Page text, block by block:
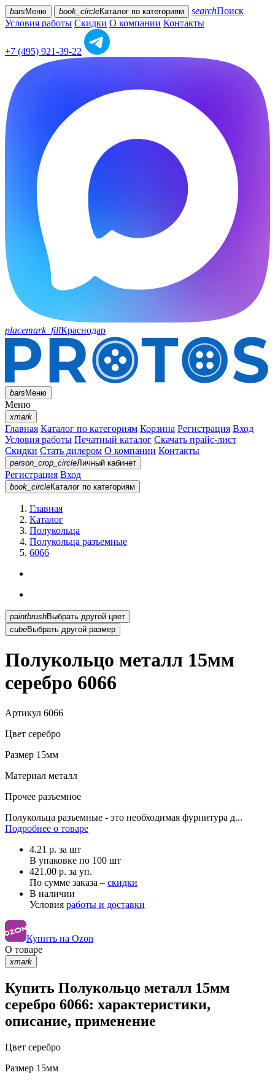
bars Меню book_circleКаталог по категориям searchПоиск
Условия работы Скидки О компании Контакты
+7 (495) 921-39-22
placemark_fillКраснодар
barsМеню
Меню
xmark
Главная Каталог по категориям Корзина Регистрация Вход
Условия работы Печатный каталог Скачать прайс-лист
Скидки Стать дилером О компании Контакты
person_crop_circleЛичный кабинет
Регистрация Вход
book_circleКаталог по категориям
Главная
Каталог
Полукольца
Полукольца разъемные
6066
paintbrush
Выбрать другой цвет
cubeВыбрать другой размер
Полукольцо металл 15мм
серебро 6066
Артикул 6066
Цвет серебро
Размер 15мм
Материал металл
Прочее разъемное
Полукольца разъемные - это необходимая фурнитура д...
Подробнее о товаре
4.21 р. за шт
В упаковке по 100 шт
421.00 р. за уп.
По сумме заказа – скидки
В наличии
Условия работы и доставки
Купить на Ozon
О товаре
xmark
Купить Полукольцо металл 15мм
серебро 6066: характеристики,
описание, применение
Цвет серебро
Размер 15мм